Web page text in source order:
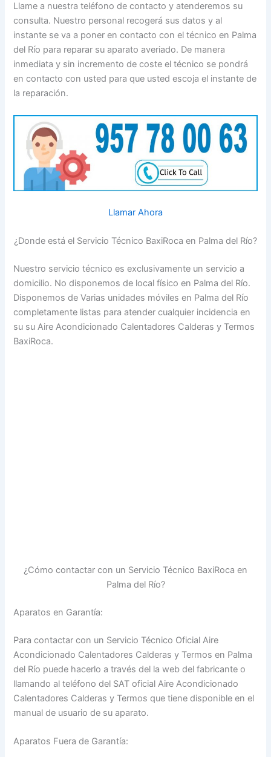
Llame a nuestra teléfono de contacto y atenderemos su
consulta. Nuestro personal recogerá sus datos y al
instante se va a poner en contacto con el técnico en Palma
del Río para reparar su aparato averiado. De manera
inmediata y sin incremento de coste el técnico se pondrá
en contacto con usted para que usted escoja el instante de
la reparación.
Llamar Ahora
¿Donde está el Servicio Técnico BaxiRoca en Palma del Río?
Nuestro servicio técnico es exclusivamente un servicio a
domicilio. No disponemos de local físico en Palma del Río.
Disponemos de Varias unidades móviles en Palma del Río
completamente listas para atender cualquier incidencia en
su su Aire Acondicionado Calentadores Calderas y Termos
BaxiRoca.
¿Cómo contactar con un Servicio Técnico BaxiRoca en
Palma del Río?
Aparatos en Garantía:
Para contactar con un Servicio Técnico Oficial Aire
Acondicionado Calentadores Calderas y Termos en Palma
del Río puede hacerlo a través del la web del fabricante o
llamando al teléfono del SAT oficial Aire Acondicionado
Calentadores Calderas y Termos que tiene disponible en el
manual de usuario de su aparato.
Aparatos Fuera de Garantía: